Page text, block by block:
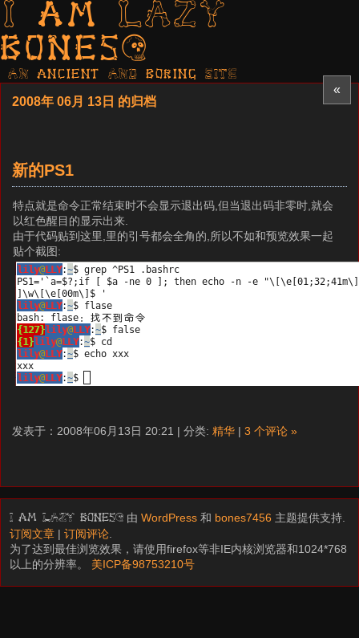
I am LAZY
bones?
AN ancient AND boring SITE
«
2008年 06月 13日 的归档
新的PS1
特点就是命令正常结束时不会显示退出码,但当退出码非零时,就会
以红色醒目的显示出来.
由于代码贴到这里,里的引号都会全角的,所以不如和预览效果一起
贴个截图:
发表于：2008年06月13日 20:21 | 分类: 精华 | 3 个评论 »
I am LAZY bones? 由WordPress 和 bones7456 主题提供支持.
订阅文章 |订阅评论
为了达到最佳浏览效果，请使用firefox等非IE内核浏览器和1024*768
以上的分辨率。 美ICP备98753210号